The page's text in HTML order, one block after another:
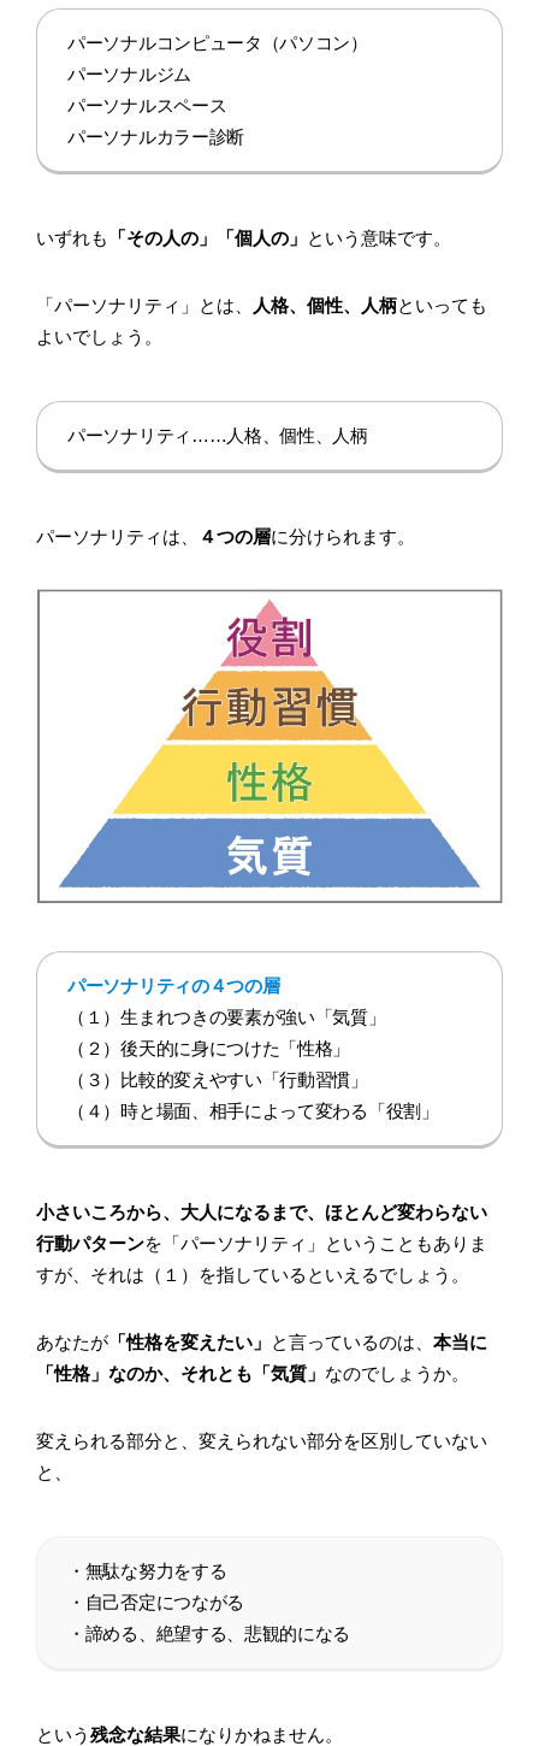
パーソナルコンピュータ（パソコン）
パーソナルジム
パーソナルスペース
パーソナルカラー診断
いずれも 「その人の」「個人の」 という意味です。
「パーソナリティ」とは、 人格、個性、人柄といっても
よいでしょう。
パーソナリティ……人格、個性、人柄
パーソナリティは、 ４つの層に分けられます。
パーソナリティの４つの層
（１）生まれつきの要素が強い「気質」
（２）後天的に身につけた「性格」
（３）比較的変えやすい「行動習慣」
（４）時と場面、相手によって変わる「役割」
小さいころから、大人になるまで、ほとんど変わらない
行動パターンを「パーソナリティ」ということもありま
すが、それは（１）を指しているといえるでしょう。
あなたが 「性格を変えたい」 と言っているのは、 本当に
「性格」なのか、それとも「気質」 なのでしょうか。
変えられる部分と、変えられない部分を区別していない
と、
・無駄な努力をする
・自己否定につながる
・諦める、絶望する、悲観的になる
という 残念な結果になりかねません。